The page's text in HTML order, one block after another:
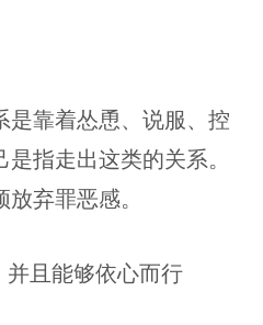
是靠着怂恿、说服、控
指走出这类的关系。
弃罪恶感。
且能够依心而行